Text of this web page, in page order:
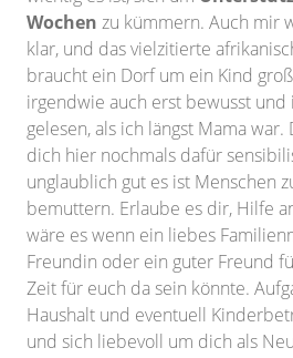
Wochen zu kümmern. Auch mir
klar, und das vielzitierte
braucht ein Dorf um ein Kind
irgendwie auch erst bewusst
gelesen, als ich längst Mama
dich hier nochmals dafür
unglaublich gut es ist Menschen
bemuttern. Erlaube es dir, Hilfe
wäre es wenn ein liebes
Freundin oder ein guter Freund
Zeit für euch da sein könnte.
Haushalt und eventuell
und sich liebevoll um dich als